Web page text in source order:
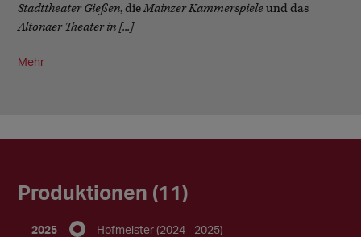
Stadttheater Gießen, dieMainzer Kammerspieleund das
Altonaer Theater in [...]
Mehr
Produktionen (11)
2025 Hofmeister (2024 - 2025)